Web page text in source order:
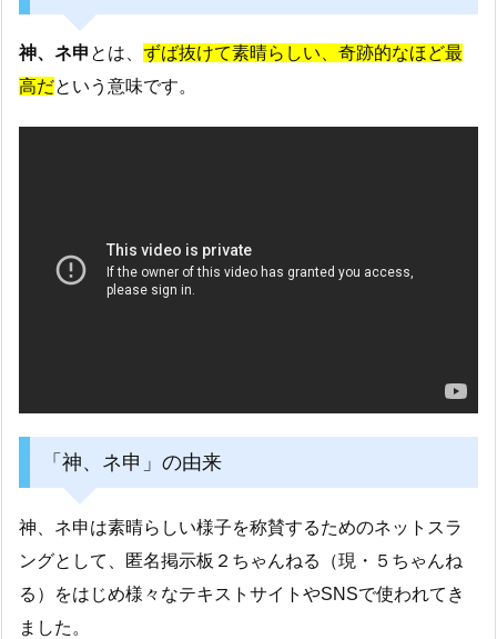
神、ネ申 とは、 ずば抜けて素晴らしい、奇跡的なほど最
高だという意味です。
「神、ネ申」の由来
神、ネ申は素晴らしい様子を称賛するためのネットスラ
ングとして、匿名掲示板２ちゃんねる（現・５ちゃんね
る）をはじめ様々なテキストサイトやSNSで使われてき
ました。